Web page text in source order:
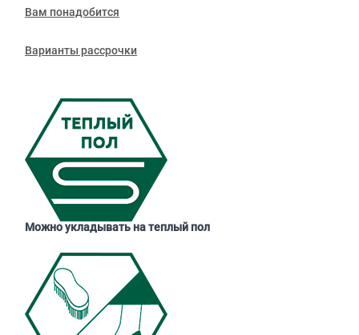
Вам понадобится
Варианты рассрочки
Можно укладывать на теплый пол